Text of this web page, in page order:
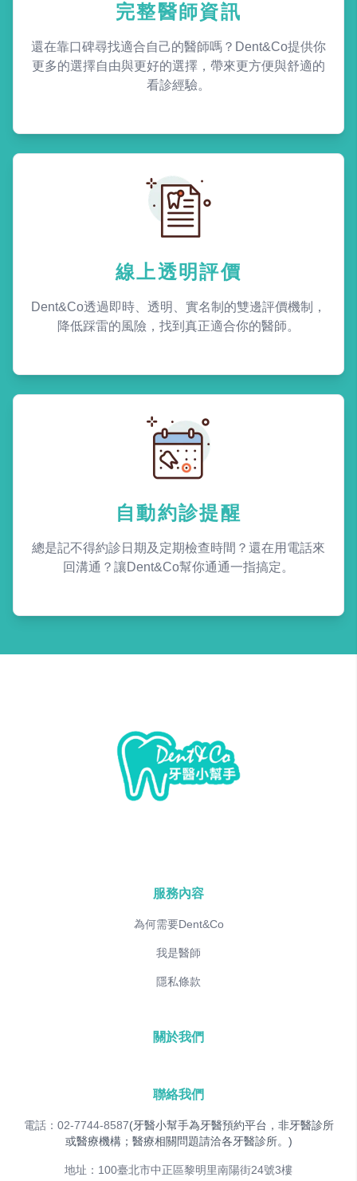
完整醫師資訊
還在靠口碑尋找適合自己的醫師嗎？Dent&Co提供你
更多的選擇自由與更好的選擇，帶來更方便與舒適的
看診經驗。
線上透明評價
Dent&Co透過即時、透明、實名制的雙邊評價機制，
降低踩雷的風險，找到真正適合你的醫師。
自動約診提醒
總是記不得約診日期及定期檢查時間？還在用電話來
回溝通？讓Dent&Co幫你通通一指搞定。
服務內容
為何需要Dent&Co
我是醫師
隱私條款
關於我們
聯絡我們
電話：02-7744-8587(牙醫小幫手為牙醫預約平台，非牙醫診所
或醫療機構；醫療相關問題請洽各牙醫診所。)
地址：100臺北市中正區黎明里南陽街24號3樓